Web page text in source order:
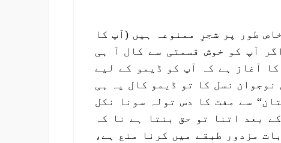
طور پر شجرِ ممنوعہ ہیں (آپ کا
آپ کو خوش قسمتی سے کال آ ہی
آغاز ہے کہ آپ کو ڈیمو کے لیے
نوجوان نسل کا تو ڈیمو کال پہ ہی
سے مفت کا دس تولہ سونا نکل
بعد اتنا تو حق بنتا ہے نا کہ
مزدور طبقے میں کرنا منع ہے،